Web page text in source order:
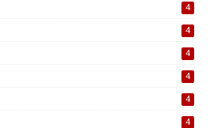
4
4
4
4
4
4